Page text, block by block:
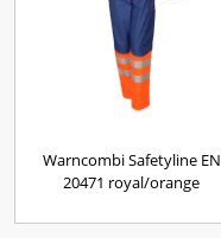
Warncombi Safetyline EN
20471 royal/orange